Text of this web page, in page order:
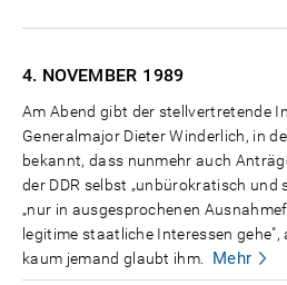
4. NOVEMBER 1989
Am Abend gibt der stellvertretende
Generalmajor Dieter Winderlich, in
bekannt, dass nunmehr auch
der DDR selbst „unbürokratisch und
„nur in ausgesprochenen
legitime staatliche Interessen
kaum jemand glaubt ihm.
Mehr